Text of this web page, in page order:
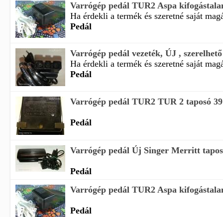
Varrógép pedál TUR2 Aspa
Ha érdekli a termék és szeretné saját
Pedál
Varrógép pedál vezeték, ÚJ ,
Ha érdekli a termék és szeretné saját
Pedál
Varrógép pedál TUR2 TUR 2 taposó
Pedál
Varrógép pedál Új Singer Merritt
Pedál
Varrógép pedál TUR2 Aspa
Pedál